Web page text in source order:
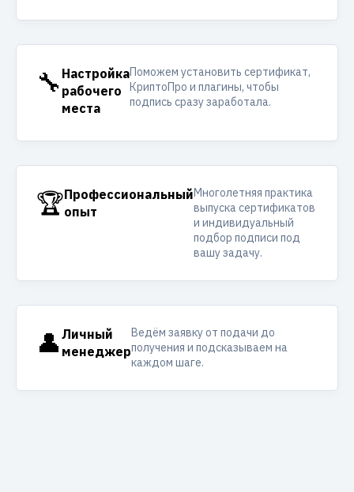
🔧 Настройка
рабочего
места
Поможем установить сертификат,
КриптоПро и плагины, чтобы
подпись сразу заработала.
🏆Профессиональный
опыт
Многолетняя практика
выпуска сертификатов
и индивидуальный
подбор подписи под
вашу задачу.
👤 Личный
менеджер
Ведём заявку от подачи до
получения и подсказываем на
каждом шаге.